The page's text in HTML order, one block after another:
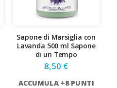
Sapone di Marsiglia con
Lavanda 500 ml Sapone
di un Tempo
8,50 €
ACCUMULA +8 PUNTI